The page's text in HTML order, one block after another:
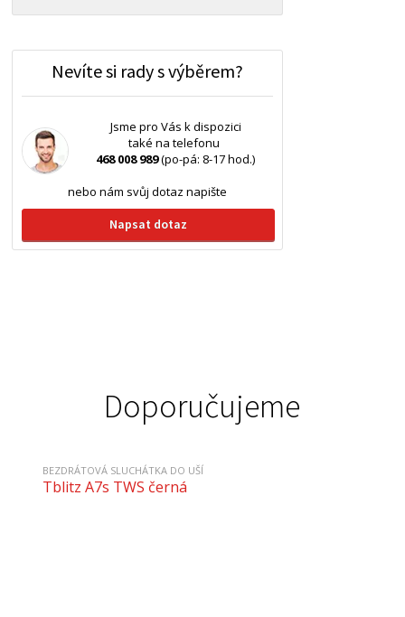
Nevíte si rady s výběrem?
Jsme pro Vás k dispozici
také na telefonu
468 008 989(po-pá: 8-17 hod.)
nebo nám svůj dotaz napište
Napsat dotaz
Doporučujeme
BEZDRÁTOVÁ SLUCHÁTKA DO UŠÍ
Tblitz A7s TWS černá